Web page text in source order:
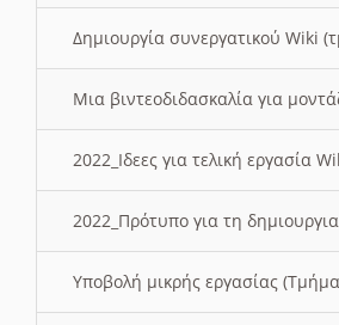
Δημιουργία συνεργατικού Wiki
Μια βιντεοδιδασκαλία για
2022_Ιδεες για τελική εργασία
2022_Πρότυπο για τη
Υποβολή μικρής εργασίας